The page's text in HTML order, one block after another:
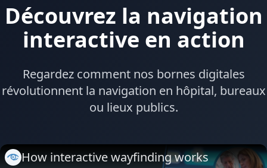
Découvrez la navigation
interactive en action
Regardez comment nos bornes digitales
révolutionnent la navigation en hôpital, bureaux
ou lieux publics.
How interactive wayfinding works